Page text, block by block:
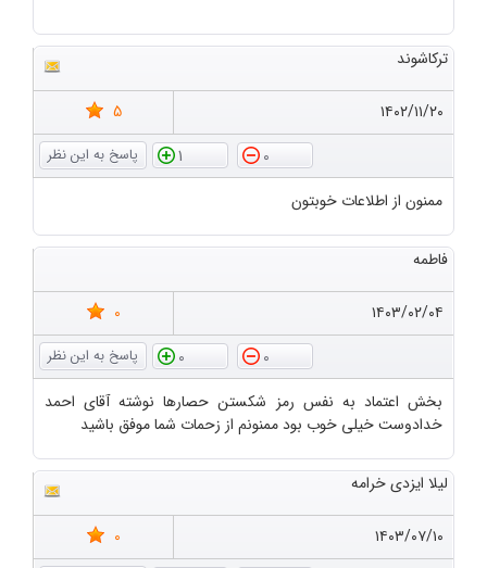
ترکاشوند
۱۴۰۲/۱۱/۲۰
5
0
1
ممنون از اطلاعات خوبتون
فاطمه
۱۴۰۳/۰۲/۰۴
0
0
0
بخش اعتماد به نفس رمز شکستن حصارها نوشته آقای احمد
خدادوست خیلی خوب بود ممنونم از زحمات شما موفق باشید
لیلا ایزدی خرامه
۱۴۰۳/۰۷/۱۰ 0